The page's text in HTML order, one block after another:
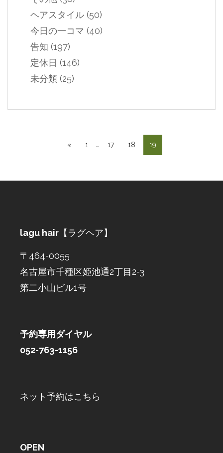
ヘアスタイル (50)
今日の一コマ (40)
告知 (197)
定休日 (146)
未分類 (25)
« 1 … 17 18 19
lagu hair 【ラグヘア】
〒464-0055
名古屋市千種区姫池通2丁目2-3
第二小山ビル1号
予約専用ダイヤル
052-763-1156
ネット予約はこちら
OPEN